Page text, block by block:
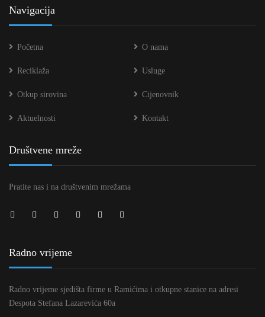
Navigacija
Početna O nama
Reciklaža Usluge
Otkup sirovina Cijenovnik
Aktuelnosti Kontakt
Društvene mreže
Pratite nas i na društvenim mrežama
Radno vrijeme
Radno vrijeme sjedišta firme u Ramićima i otkupne stanice na adresi
Despota Stefana Lazarevića 60a